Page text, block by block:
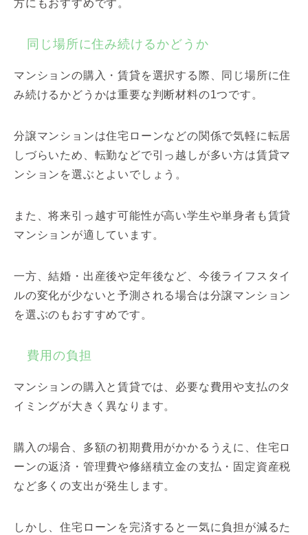
方にもおすすめです。
同じ場所に住み続けるかどうか
マンションの購入・賃貸を選択する際、同じ場所に住
み続けるかどうかは重要な判断材料の1つです。
分譲マンションは住宅ローンなどの関係で気軽に転居
しづらいため、転勤などで引っ越しが多い方は賃貸マ
ンションを選ぶとよいでしょう。
また、将来引っ越す可能性が高い学生や単身者も賃貸
マンションが適しています。
一方、結婚・出産後や定年後など、今後ライフスタイ
ルの変化が少ないと予測される場合は分譲マンション
を選ぶのもおすすめです。
費用の負担
マンションの購入と賃貸では、必要な費用や支払のタ
イミングが大きく異なります。
購入の場合、多額の初期費用がかかるうえに、住宅ロ
ーンの返済・管理費や修繕積立金の支払・固定資産税
など多くの支出が発生します。
しかし、住宅ローンを完済すると一気に負担が減るた